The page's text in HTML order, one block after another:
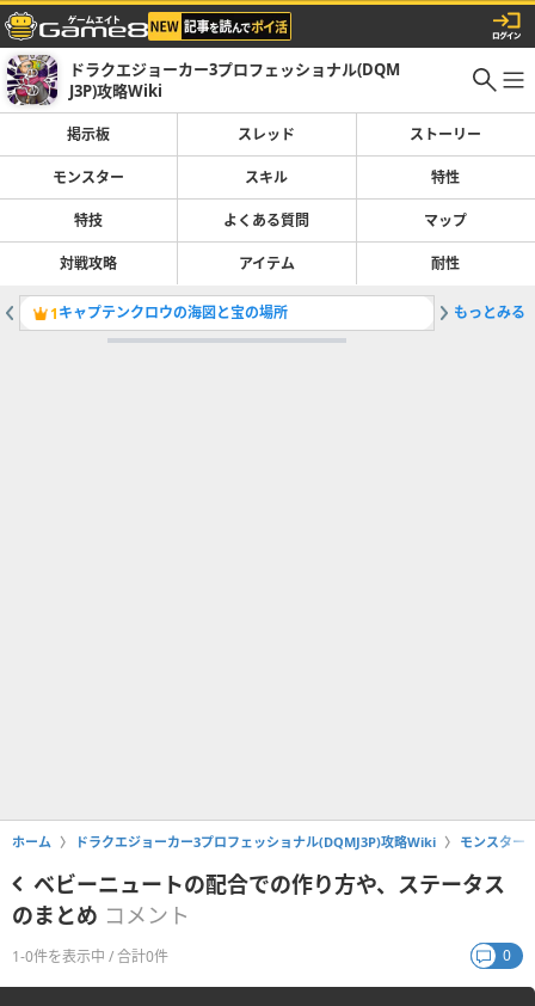
ドラクエジョーカー3プロフェッショナル(DQM
J3P)攻略Wiki
掲示板 スレッド ストーリー
モンスター スキル 特性
特技 よくある質問 マップ
対戦攻略 アイテム 耐性
1キャプテンクロウの海図と宝の場所 2プレゼ
もっとみる
ホーム ドラクエジョーカー3プロフェッショナル(DQMJ3P)攻略Wiki モンスター
ベビーニュートの配合での作り方や、ステータス
のまとめ コメント
1-0件を表示中 / 合計0件 0